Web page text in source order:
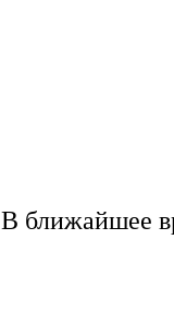
В ближайшее